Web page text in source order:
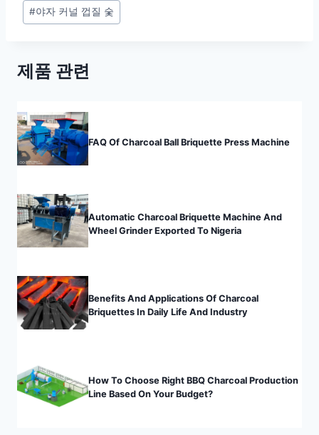
Post
Tags:
#야자 커널 껍질 숯
제품 관련
FAQ Of Charcoal Ball Briquette Press Machine
Automatic Charcoal Briquette Machine And
Wheel Grinder Exported To Nigeria
Benefits And Applications Of Charcoal
Briquettes In Daily Life And Industry
How To Choose Right BBQ Charcoal Production
Line Based On Your Budget?